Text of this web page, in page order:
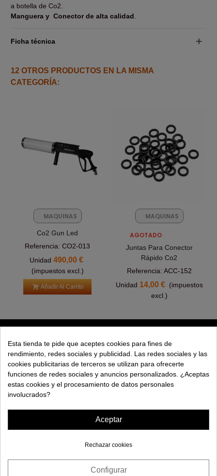
a botella de Co2.
Manguera y Conector de alta calidad
Ficha técnica
12 OTROS PRODUCTOS EN LA MISMA
CATEGORÍA:
MAQUINAS
FX
Co2 Gun Led
Referencia: CO2-013
Unidad490,00 €
(impuestos excl.)
Añadir Al Carrito
MAQUINAS
AGOTADO
Juntas Para Conector
Rápido Co2
Referencia: ACC-152
Unidad 14,00 € (impuestos
excl.)
EXPLORAR
EMPRESA
Esta tienda te pide que aceptes cookies para fines de
rendimiento, redes sociales y publicidad. Las redes sociales y las
cookies publicitarias de terceros se utilizan para ofrecerte
funciones de redes sociales y anuncios personalizados. ¿Aceptas
estas cookies y el procesamiento de datos personales
involucrados?
Aceptar
Rechazar cookies
Configurar